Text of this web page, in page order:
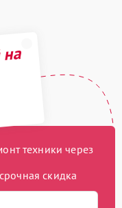
техники через
скидка